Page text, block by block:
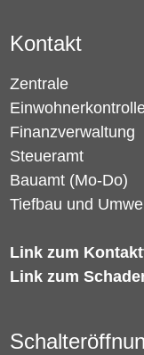
Kontakt
Zentrale
Finanzverwaltung
Steueramt
Bauamt (Mo-Do)
Tiefbau und
Link zum
Link zum